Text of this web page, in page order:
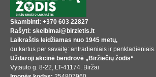
Skambinti: +370 603 22827
Rašyti: skelbimai@birzietis.lt
Laikraštis leidžiamas nuo 1945 metų,
du kartus per savaitę: antradieniais ir penktadieniais.
Uždaroji akcinė bendrovė „Biržiečių žodis“
Vytauto g. 8-22, LT-41174. Biržai